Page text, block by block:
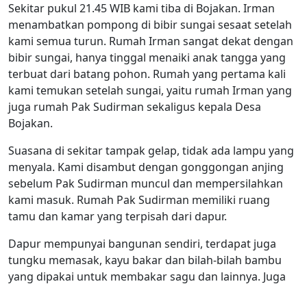
Sekitar pukul 21.45 WIB kami tiba di Bojakan. Irman
menambatkan pompong di bibir sungai sesaat setelah
kami semua turun. Rumah Irman sangat dekat dengan
bibir sungai, hanya tinggal menaiki anak tangga yang
terbuat dari batang pohon. Rumah yang pertama kali
kami temukan setelah sungai, yaitu rumah Irman yang
juga rumah Pak Sudirman sekaligus kepala Desa
Bojakan.
Suasana di sekitar tampak gelap, tidak ada lampu yang
menyala. Kami disambut dengan gonggongan anjing
sebelum Pak Sudirman muncul dan mempersilahkan
kami masuk. Rumah Pak Sudirman memiliki ruang
tamu dan kamar yang terpisah dari dapur.
Dapur mempunyai bangunan sendiri, terdapat juga
tungku memasak, kayu bakar dan bilah-bilah bambu
yang dipakai untuk membakar sagu dan lainnya. Juga